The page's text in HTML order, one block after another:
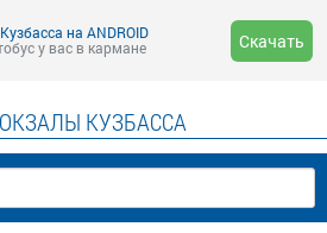
на ANDROID
у вас в кармане
Скачать
КУЗБАССА